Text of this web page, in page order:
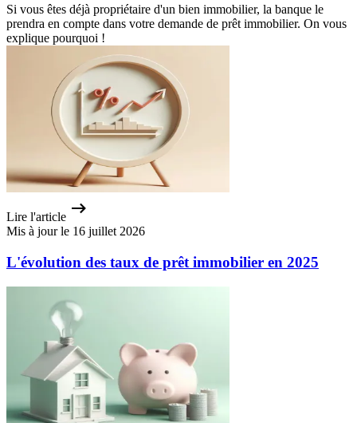
Si vous êtes déjà propriétaire d'un bien immobilier, la banque le
prendra en compte dans votre demande de prêt immobilier. On vous
explique pourquoi !
Lire l'article
Mis à jour le 16 juillet 2026
L'évolution des taux de prêt immobilier en 2025